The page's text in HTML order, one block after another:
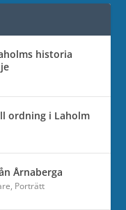
historia
ordning i Laholm
Årnaberga
, Porträtt